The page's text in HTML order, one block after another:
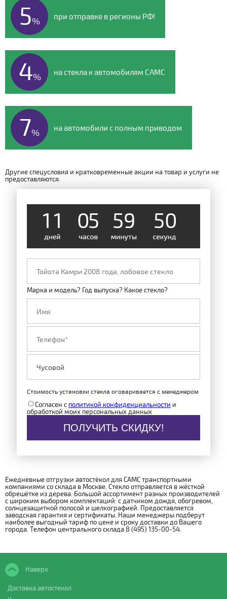
5% при отправке в регионы РФ!
4% на стекла к автомобилям CAMC
7% на автомобили с полным приводом
Другие спецусловия и кратковременные акции на товар и услуги не
предоставляются.
1 1 05 59
49
Марка и модель? Год выпуска? Какое стекло?
Стоимость установки стекла оговаривается с менеджером
Согласен с политикой конфиденциальности и
обработкой моих персональных данных
ПОЛУЧИТЬ СКИДКУ!
Ежедневные отгрузки автостёкол для CAMC транспортными
компаниями со склада в Москве. Стекло отправляется в жёсткой
обрешётке из дерева. Большой ассортимент разных производителей
с широким выбором комплектаций: с датчиком дождя, обогревом,
солнцезащитной полосой и шелкографией. Предоставляется
заводская гарантия и сертификаты. Наши менеджеры подберут
наиболее выгодный тариф по цене и сроку доставки до Вашего
города. Телефон центрального склада 8 (495) 135-00-54.
Наверх
Доставка автостекол